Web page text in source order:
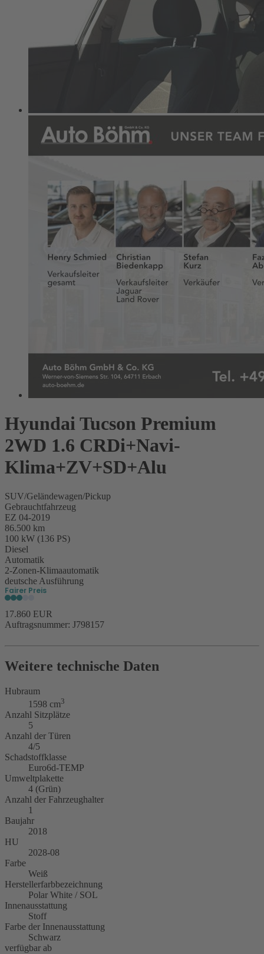
Hyundai Tucson Premium
2WD 1.6 CRDi+Navi-
Klima+ZV+SD+Alu
SUV/Geländewagen/Pickup
Gebrauchtfahrzeug
EZ 04-2019
86.500 km
100 kW (136 PS)
Diesel
Automatik
2-Zonen-Klimaautomatik
deutsche Ausführung
Fairer Preis
17.860 EUR
Auftragsnummer: J798157
Weitere technische Daten
Hubraum
1598 cm3
Anzahl Sitzplätze
5
Anzahl der Türen
4/5
Schadstoffklasse
Euro6d-TEMP
Umweltplakette
4 (Grün)
Anzahl der Fahrzeughalter
1
Baujahr
2018
HU
2028-08
Farbe
Weiß
Herstellerfarbbezeichnung
Polar White / SOL
Innenausstattung
Stoff
Farbe der Innenausstattung
Schwarz
verfügbar ab